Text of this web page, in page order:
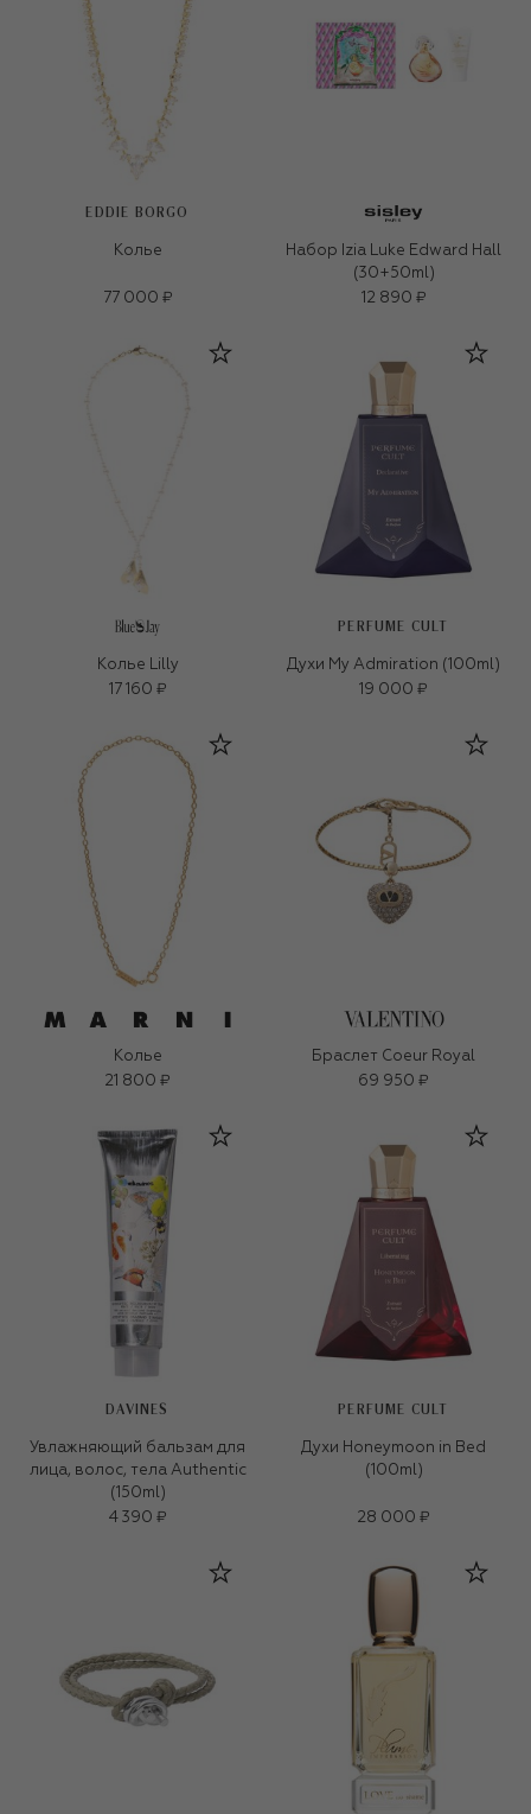
EDDIE BORGO
Колье
77 000 ₽
Набор Izia Luke Edward Hall
(30+50ml)
12 890 ₽
Колье Lilly
17 160 ₽
PERFUME CULT
Духи My Admiration (100ml)
19 000 ₽
Колье
21 800 ₽
Браслет Coeur Royal
69 950 ₽
DAVINES
Увлажняющий бальзам для
лица, волос, тела Authentic
(150ml)
4 390 ₽
PERFUME CULT
Духи Honeymoon in Bed
(100ml)
28 000 ₽